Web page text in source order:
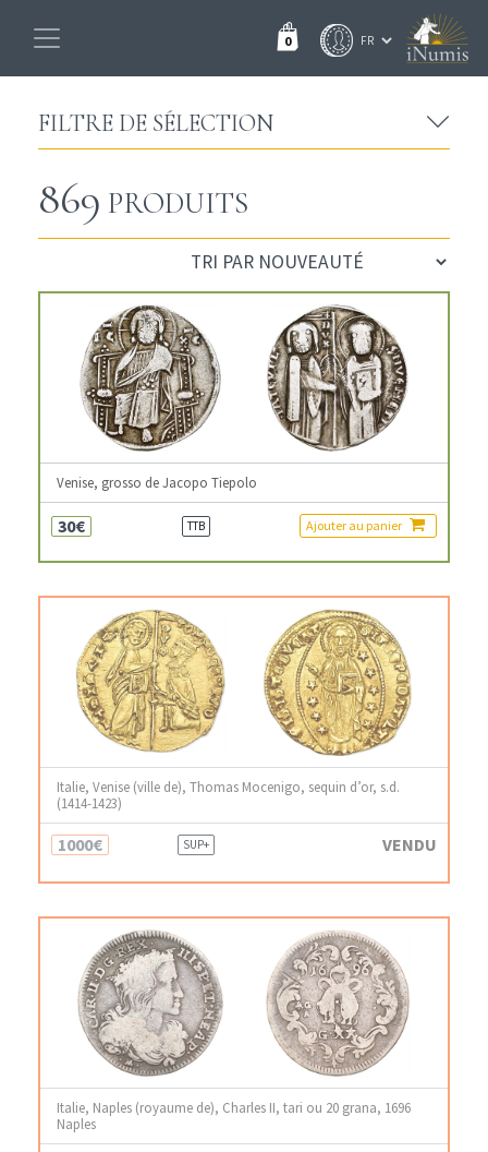
0
FILTRE DE SÉLECTION
869 PRODUITS
Venise, grosso de Jacopo Tiepolo
30€ TTB Ajouter au panier
Italie, Venise (ville de), Thomas Mocenigo, sequin d’or, s.d.
(1414-1423)
1000€ SUP+ VENDU
Italie, Naples (royaume de), Charles II, tari ou 20 grana, 1696
Naples